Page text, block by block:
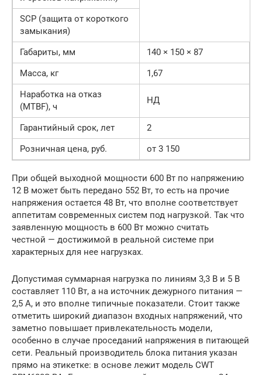
SCP (защита от короткого
замыкания)
Габариты, мм
140 × 150 × 87
Масса, кг
1,67
Наработка на отказ
(MTBF), ч
НД
Гарантийный срок, лет
2
Pозничная цена, руб.
от 3 150
При общей выходной мощности 600 Вт по напряжению
12 В может быть передано 552 Вт, то есть на прочие
напряжения остается 48 Вт, что вполне соответствует
аппетитам современных систем под нагрузкой. Так что
заявленную мощность в 600 Вт можно считать
честной — достижимой в реальной системе при
характерных для нее нагрузках.
Допустимая суммарная нагрузка по линиям 3,3 В и 5 В
составляет 110 Вт, а на источник дежурного питания —
2,5 А, и это вполне типичные показатели. Стоит также
отметить широкий диапазон входных напряжений, что
заметно повышает привлекательность модели,
особенно в случае проседаний напряжения в питающей
сети. Реальный производитель блока питания указан
прямо на этикетке: в основе лежит модель CWT